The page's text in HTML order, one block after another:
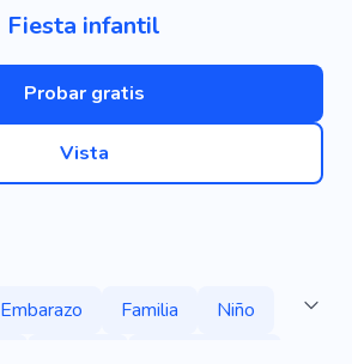
Fiesta infantil
Probar gratis
Vista
Embarazo Familia
Niño